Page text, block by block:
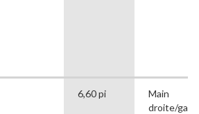
6,60 pi
Main
droite/